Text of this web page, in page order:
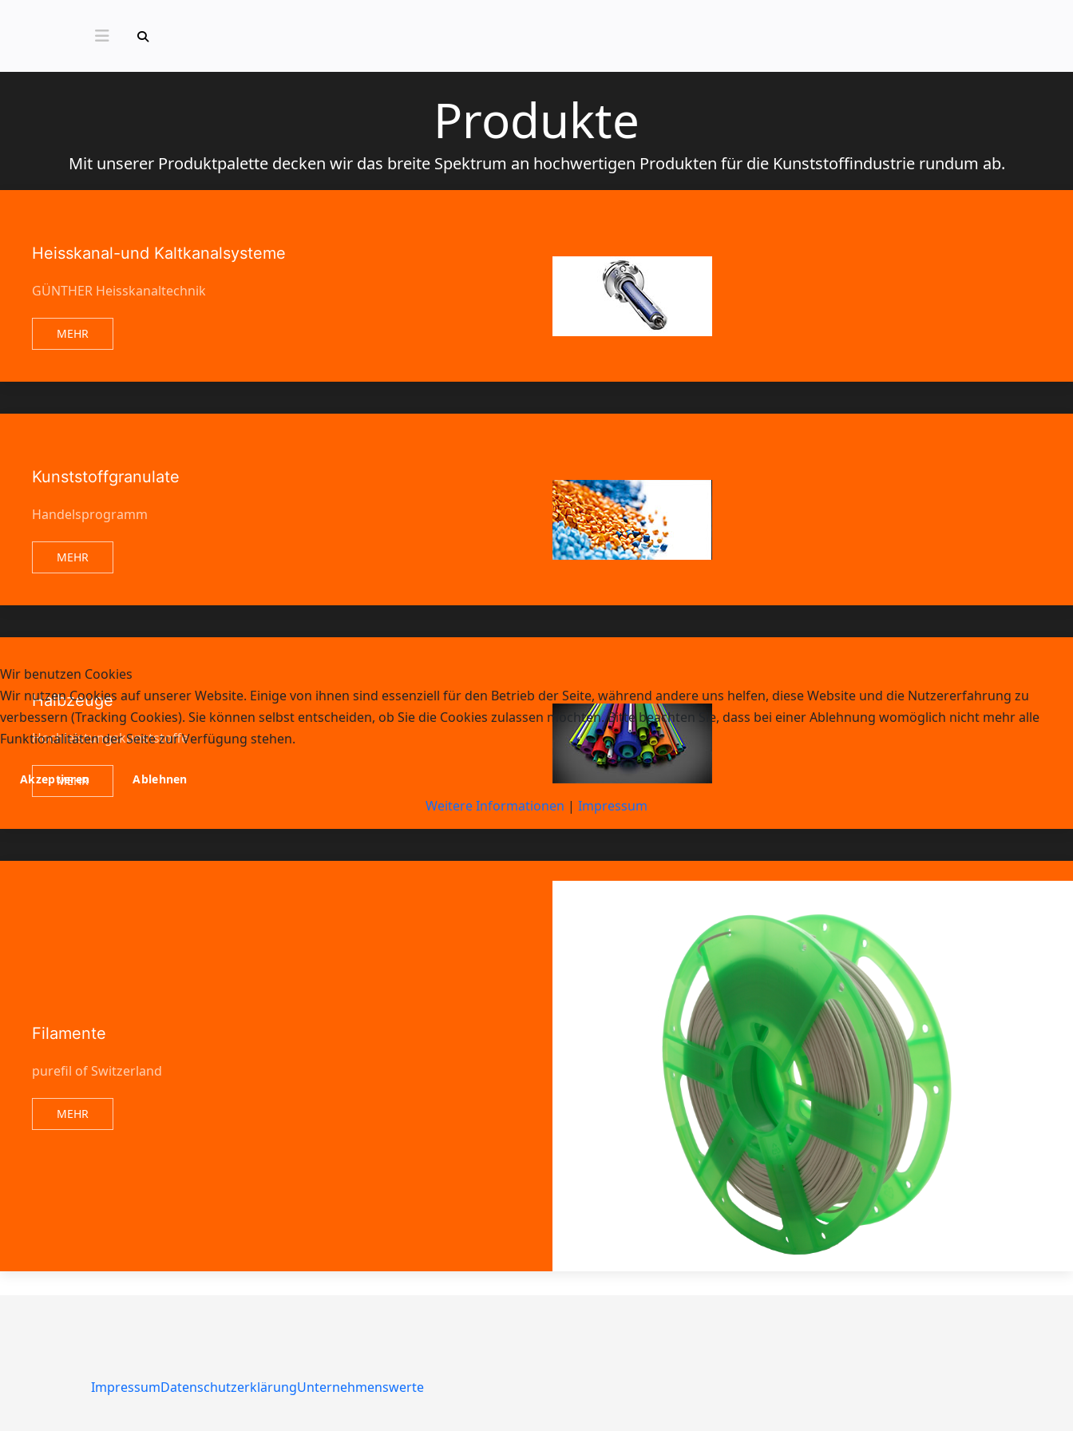
Produkte
Mit unserer Produktpalette decken wir das breite Spektrum an hochwertigen Produkten für die Kunststoffindustrie rundum ab.
Heisskanal-und Kaltkanalsysteme
GÜNTHER Heisskanaltechnik
MEHR
Kunststoffgranulate
Handelsprogramm
MEHR
Halbzeuge
Hochleistungskunststoffe
MEHR
Filamente
purefil of Switzerland
MEHR
ImpressumDatenschutzerklärungUnternehmenswerte
Wir benutzen Cookies
Wir nutzen Cookies auf unserer Website. Einige von ihnen sind essenziell für den Betrieb der Seite, während andere uns helfen, diese Website und die Nutzererfahrung zu
verbessern (Tracking Cookies). Sie können selbst entscheiden, ob Sie die Cookies zulassen möchten. Bitte beachten Sie, dass bei einer Ablehnung womöglich nicht mehr alle
Funktionalitäten der Seite zur Verfügung stehen.
Akzeptieren Ablehnen
Weitere Informationen | Impressum